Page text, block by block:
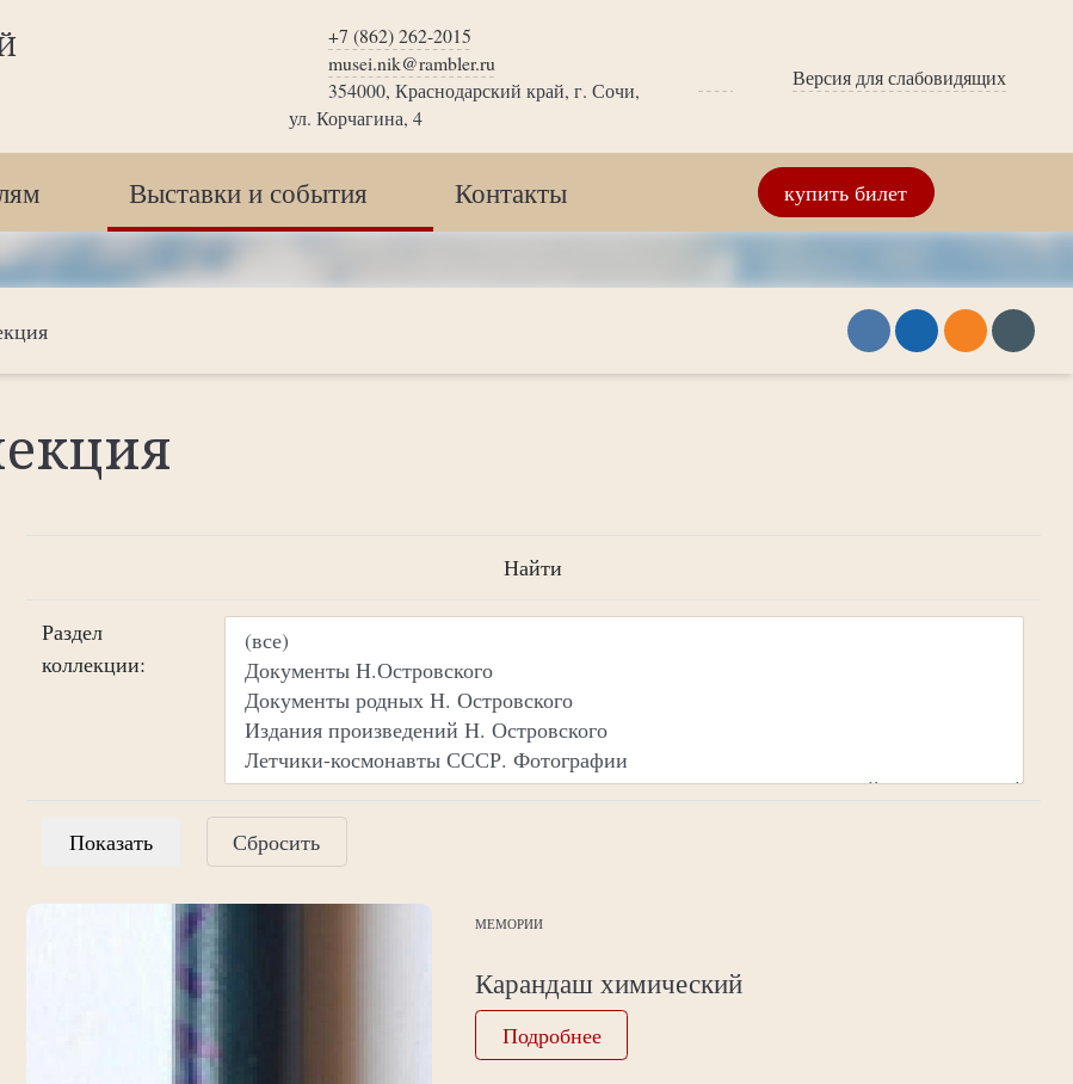
+7 (862) 262-2015
musei.nik@rambler.ru
354000, Краснодарский край, г. Сочи,
ул. Корчагина, 4
Версия для слабовидящих
Выставки и события Контакты купить билет
Найти
Раздел
коллекции:
Сбросить
МЕМОРИИ
Карандаш химический
Подробнее